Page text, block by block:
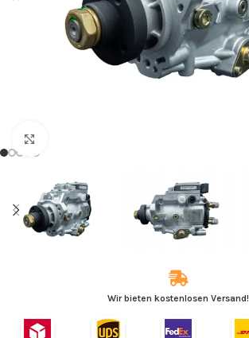
Wir bieten kostenlosen Versand!